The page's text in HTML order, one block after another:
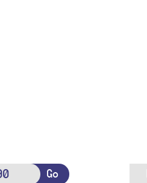
Go